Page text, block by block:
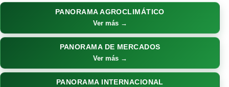
PANORAMA AGROCLIMÁTICO
Ver más →
PANORAMA DE MERCADOS
Ver más →
PANORAMA INTERNACIONAL